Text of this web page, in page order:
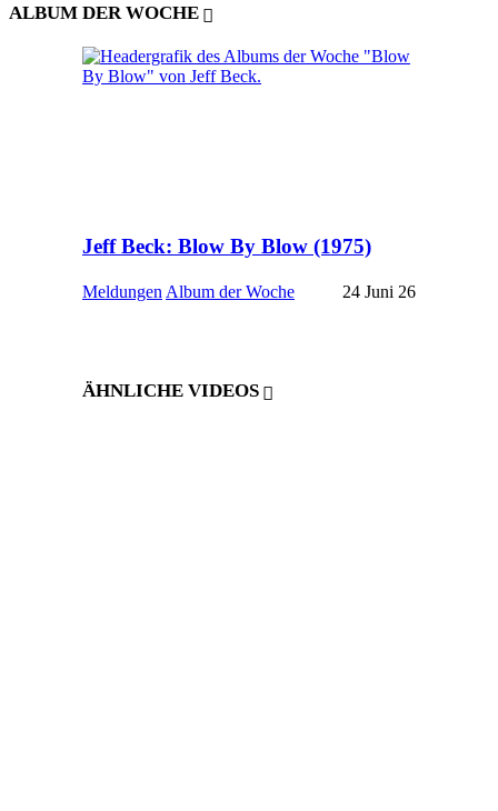
ALBUM DER WOCHE
Jeff Beck: Blow By Blow (1975)
Meldungen Album der Woche 24 Juni 26
ÄHNLICHE VIDEOS